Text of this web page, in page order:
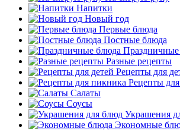
Напитки
Новый год
Первые блюда
Постные блюда
Разные рецепты
Рецепты для
Рецепты
Салаты
Соусы
Украшения
Экономные